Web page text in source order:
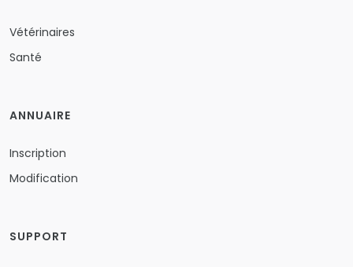
Vétérinaires
Santé
ANNUAIRE
Inscription
Modification
SUPPORT